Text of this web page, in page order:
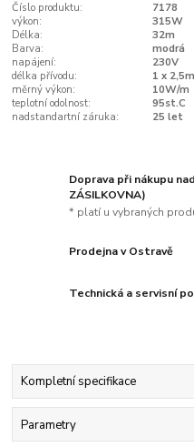
Číslo produktu:
7178
výkon:
315W
Délka:
32m
Barva:
modrá
napájení:
230V
délka přívodu:
1 x 2,5m
měrný výkon:
10W/m
teplotní odolnost:
95st.C
nadstandartní záruka:
25 let
Doprava při nákupu
ZÁSILKOVNA)
* platí u vybraných
Prodejna v Ostravě
Technická a servisní
Kompletní specifikace
Parametry